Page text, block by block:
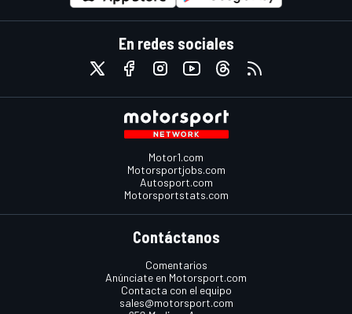
En redes sociales
Motor1.com
Motorsportjobs.com
Autosport.com
Motorsportstats.com
Contáctanos
Comentarios
Anúnciate en Motorsport.com
Contacta con el equipo
sales@motorsport.com